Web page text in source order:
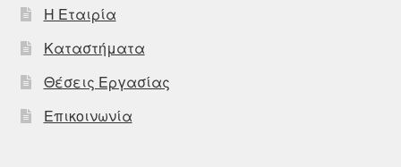
Η Εταιρία
Καταστήματα
Θέσεις Εργασίας
Επικοινωνία